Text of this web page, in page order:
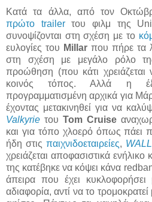
Κατά τα άλλα, από τον
πρώτο trailerτου φιλμ της
συνοψίζονται στη σχέση με το
ευλογίες του Millar που πήρε τα
στη σχέση με μεγάλο ρόλο
προώθηση (που κάτι χρειάζεται
κοινός τόπος. Αλλά η
προγραμματισμένη αρχικά για
έχοντας μετακινηθεί για να
Valkyrie του Tom Cruise
και για τόπο χλοερό όπως πάει
ήδη στιςπαιχνιδοεταιρείες,
χρειάζεται αποφασιστικά
της κατέβηκε να κόψει κάνα
άπειρα που έχει
αδιαφορία, αντί να το